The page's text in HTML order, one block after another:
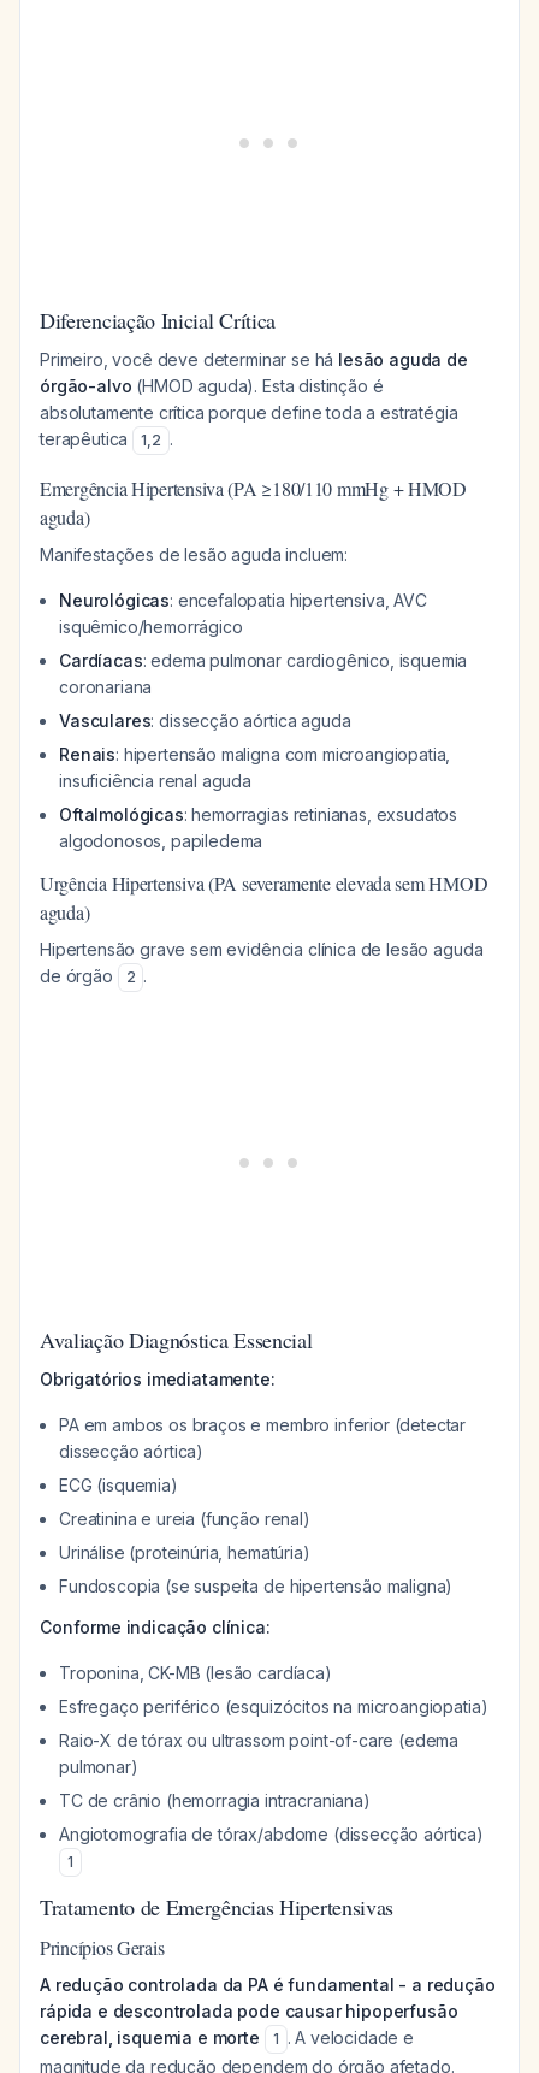
Diferenciação Inicial Crítica
Primeiro, você deve determinar se há lesão aguda de
órgão-alvo (HMOD aguda). Esta distinção é
absolutamente crítica porque define toda a estratégia
terapêutica
1,2 .
Emergência Hipertensiva (PA ≥180/110 mmHg + HMOD
aguda)
Manifestações de lesão aguda incluem:
Neurológicas: encefalopatia hipertensiva, AVC
isquêmico/hemorrágico
Cardíacas: edema pulmonar cardiogênico, isquemia
coronariana
Vasculares: dissecção aórtica aguda
Renais: hipertensão maligna com microangiopatia,
insuficiência renal aguda
Oftalmológicas: hemorragias retinianas, exsudatos
algodonosos, papiledema
Urgência Hipertensiva (PA severamente elevada sem HMOD
aguda)
Hipertensão grave sem evidência clínica de lesão aguda
de órgão
2 .
Avaliação Diagnóstica Essencial
Obrigatórios imediatamente:
PA em ambos os braços e membro inferior (detectar
dissecção aórtica)
ECG (isquemia)
Creatinina e ureia (função renal)
Urinálise (proteinúria, hematúria)
Fundoscopia (se suspeita de hipertensão maligna)
Conforme indicação clínica:
Troponina, CK-MB (lesão cardíaca)
Esfregaço periférico (esquizócitos na microangiopatia)
Raio-X de tórax ou ultrassom point-of-care (edema
pulmonar)
TC de crânio (hemorragia intracraniana)
Angiotomografia de tórax/abdome (dissecção aórtica)
1
Tratamento de Emergências Hipertensivas
Princípios Gerais
A redução controlada da PA é fundamental - a redução
rápida e descontrolada pode causar hipoperfusão
cerebral, isquemia e morte
1 . A velocidade e
magnitude da redução dependem do órgão afetado.